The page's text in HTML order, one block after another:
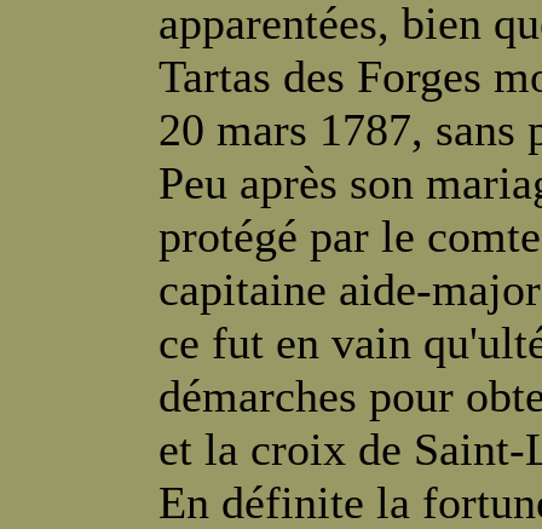
apparentées, bien
Tartas des Forges
20 mars 1787, sans
Peu après son
protégé par le
capitaine aide-
ce fut en vain
démarches pour
et la croix de Saint-
En définite la